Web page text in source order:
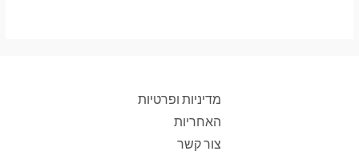
תשלום
מדיניות ופרטיות
האחריות
צור קשר